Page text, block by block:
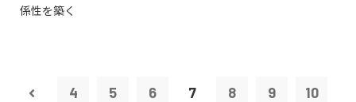
係性を築く
4 5 6 7 8 9 10